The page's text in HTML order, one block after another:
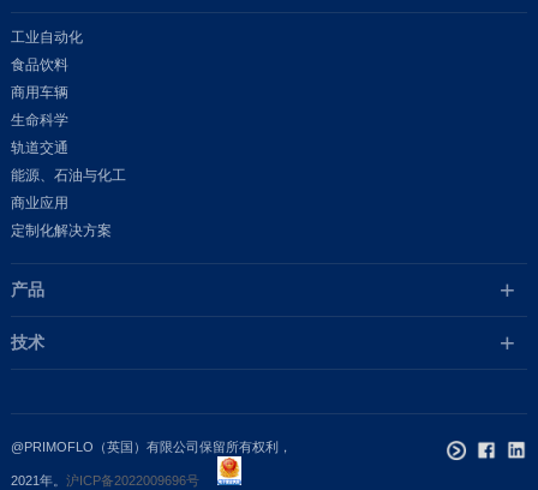
工业自动化
食品饮料
商用车辆
生命科学
轨道交通
能源、石油与化工
商业应用
定制化解决方案
产品
技术
@PRIMOFLO（英国）有限公司保留所有权利，
2021年。 沪ICP备2022009696号